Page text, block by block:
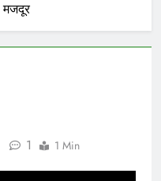
मजदूर
1 1 Min